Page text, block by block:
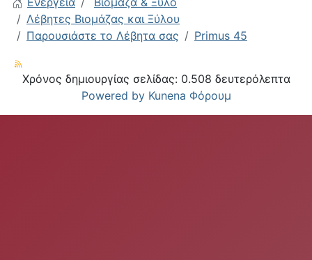
Λέβητες Βιομάζας και Ξύλου
Παρουσιάστε το Λέβητα σας
Primus 45
Χρόνος δημιουργίας σελίδας: 0.508 δευτερόλεπτα
Powered by Kunena Φόρουμ